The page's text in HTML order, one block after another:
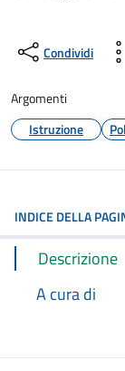
Condividi
Argomenti
Istruzione
INDICE DELLA
Descrizione
A cura di